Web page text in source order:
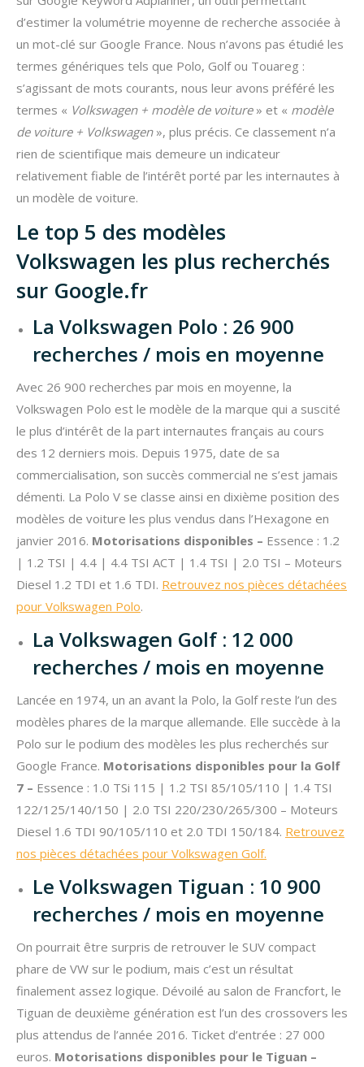
d’estimer la volumétrie moyenne de recherche associée à
un mot-clé sur Google France. Nous n’avons pas étudié les
termes génériques tels que Polo, Golf ou Touareg :
s’agissant de mots courants, nous leur avons préféré les
termes « Volkswagen + modèle de voiture» et « modèle
de voiture + Volkswagen», plus précis. Ce classement n’a
rien de scientifique mais demeure un indicateur
relativement fiable de l’intérêt porté par les internautes à
un modèle de voiture.
Le top 5 des modèles
Volkswagen les plus recherchés
sur Google.fr
La Volkswagen Polo : 26 900
recherches / mois en moyenne
Avec 26 900 recherches par mois en moyenne, la
Volkswagen Polo est le modèle de la marque qui a suscité
le plus d’intérêt de la part internautes français au cours
des 12 derniers mois. Depuis 1975, date de sa
commercialisation, son succès commercial ne s’est jamais
démenti. La Polo V se classe ainsi en dixième position des
modèles de voiture les plus vendus dans l’Hexagone en
janvier 2016. Motorisations disponibles – Essence : 1.2
| 1.2 TSI | 4.4 | 4.4 TSI ACT | 1.4 TSI | 2.0 TSI – Moteurs
Diesel 1.2 TDI et 1.6 TDI. Retrouvez nos pièces détachées
pour Volkswagen Polo.
La Volkswagen Golf : 12 000
recherches / mois en moyenne
Lancée en 1974, un an avant la Polo, la Golf reste l’un des
modèles phares de la marque allemande. Elle succède à la
Polo sur le podium des modèles les plus recherchés sur
Google France. Motorisations disponibles pour la Golf
7 – Essence : 1.0 TSi 115 | 1.2 TSI 85/105/110 | 1.4 TSI
122/125/140/150 | 2.0 TSI 220/230/265/300 – Moteurs
Diesel 1.6 TDI 90/105/110 et 2.0 TDI 150/184. Retrouvez
nos pièces détachées pour Volkswagen Golf.
Le Volkswagen Tiguan : 10 900
recherches / mois en moyenne
On pourrait être surpris de retrouver le SUV compact
phare de VW sur le podium, mais c’est un résultat
finalement assez logique. Dévoilé au salon de Francfort, le
Tiguan de deuxième génération est l’un des crossovers les
plus attendus de l’année 2016. Ticket d’entrée : 27 000
euros. Motorisations disponibles pour le Tiguan –